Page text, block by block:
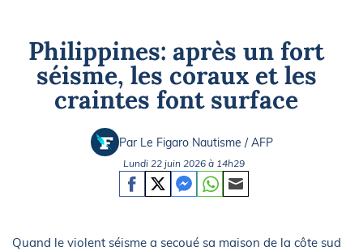
Philippines: après un fort
séisme, les coraux et les
craintes font surface
Par Le Figaro Nautisme / AFP
Lundi 22 juin 2026 à 14h29
Quand le violent séisme a secoué sa maison de la côte sud